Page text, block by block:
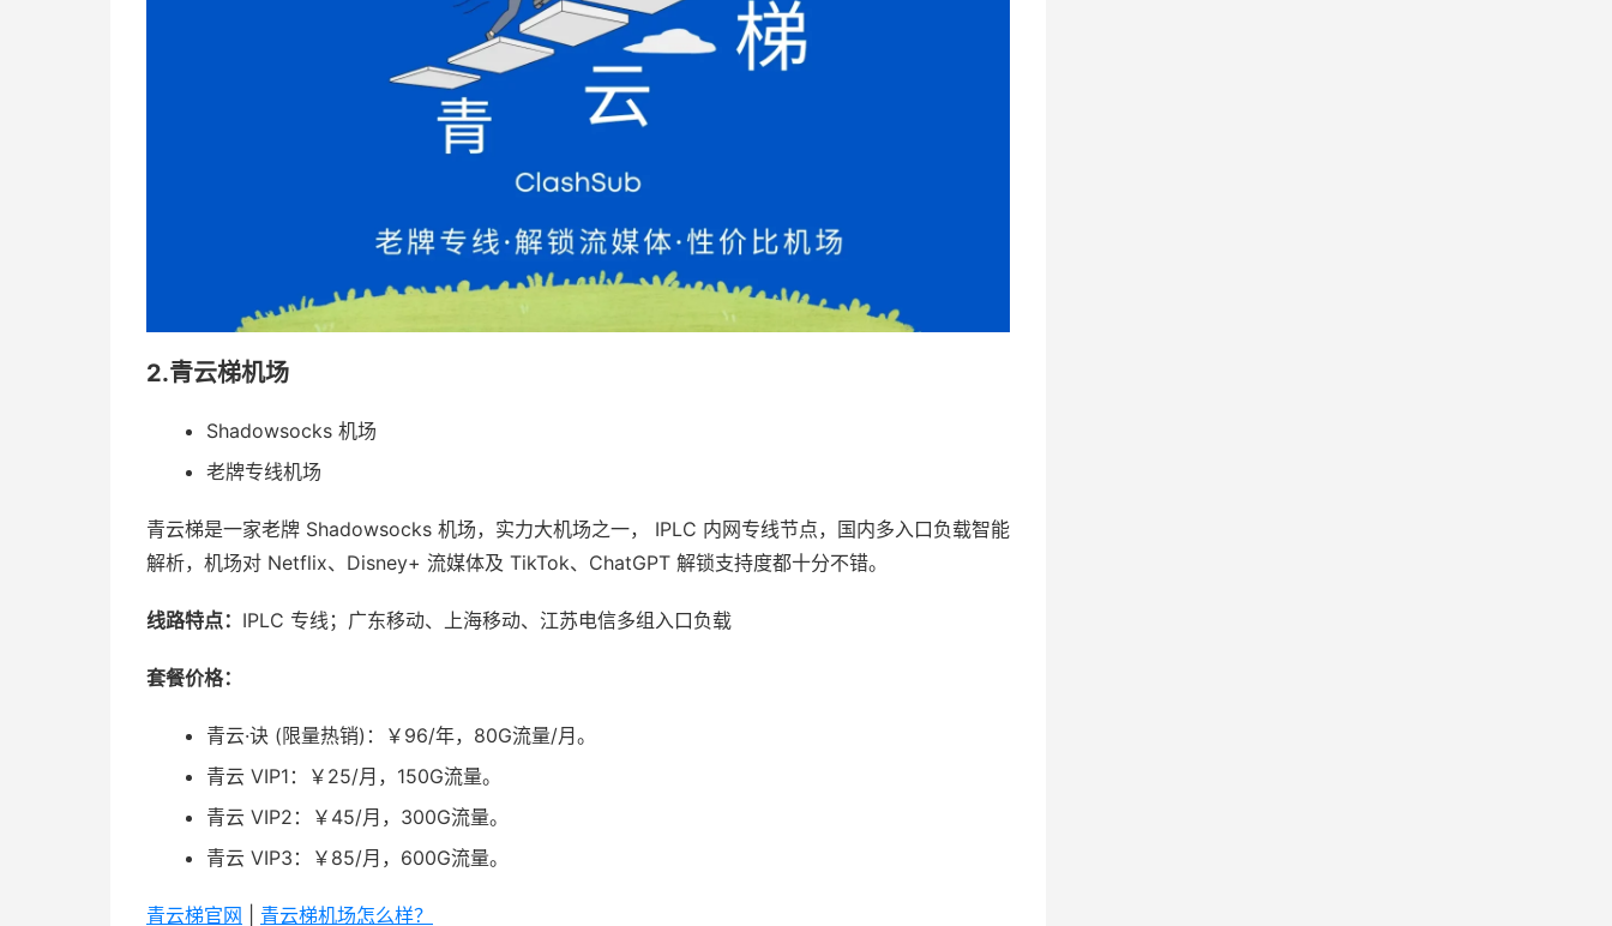
2.青云梯机场
Shadowsocks 机场
老牌专线机场
青云梯是一家老牌 Shadowsocks 机场，实力大机场之一， IPLC 内网专线节点，国内多入口负载智能
解析，机场对 Netflix、Disney+ 流媒体及 TikTok、ChatGPT 解锁支持度都十分不错。
线路特点： IPLC 专线；广东移动、上海移动、江苏电信多组入口负载
套餐价格：
青云·诀 (限量热销)：￥96/年，80G流量/月。
青云 VIP1：￥25/月，150G流量。
青云 VIP2：￥45/月，300G流量。
青云 VIP3：￥85/月，600G流量。
青云梯官网 青云梯机场怎么样？